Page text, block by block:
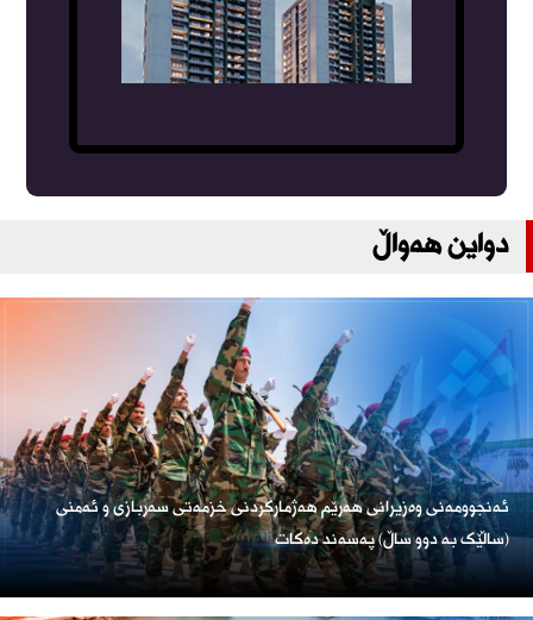
دواین هەواڵ
ئەنجوومەنی وەزیرانی هەرێم هەژمارکردنی خزمەتی سەربازی و ئەمنی
(ساڵێک بە دوو ساڵ) پەسەند دەکات